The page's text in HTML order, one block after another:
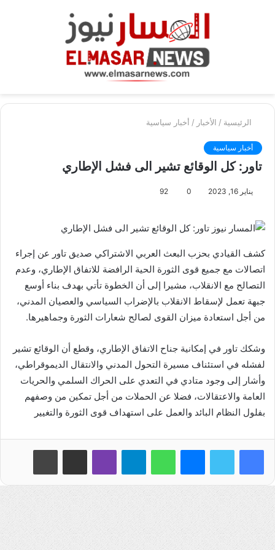
الرئيسية / الأخبار / أخبار سياسية
أخبار سياسية
تاور: كل الوقائع تشير الى فشل الإطاري
يناير 16, 2023 0
92
كشف القيادي بحزب البعث العربي الاشتراكي صديق تاور عن إجراء
اتصالات مع جميع قوى الثورة الحية الرافضة للاتفاق الإطاري، وعدم
التصالح مع الانقلاب، مشيرا إلى أن الخطوة تأتي بهدف بناء أوسع
جبهة تعمل لإسقاط الانقلاب بالإضراب السياسي والعصيان المدني،
من أجل استعادة ميزان القوى لصالح شعارات الثورة وجماهيرها.
وشكك تاور في إمكانية جناح الاتفاق الإطاري، وقطع أن الوقائع تشير
لفشله في استئناف مسيرة التحول المدني والانتقال الديموقراطي،
وأشار إلى وجود متادي في التعدي على الحراك السلمي والحريات
العامة والاعتقالات، فضلا عن الحملات من أجل تمكين من وصفهم
بفلول النظام البائد والعمل على استهداف قوى الثورة والتغيير
فيسبوك تويتر ماسنجر واتساب تيلقرام ڤايبر مشاركة عبر البريد طباعة